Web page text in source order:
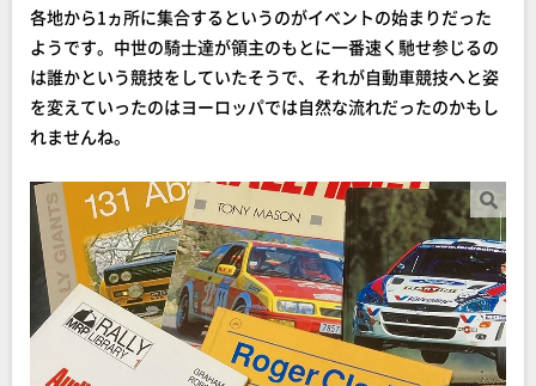
各地から1ヵ所に集合するというのがイベントの始まりだった
ようです。中世の騎士達が領主のもとに一番速く馳せ参じるの
は誰かという競技をしていたそうで、それが自動車競技へと姿
を変えていったのはヨーロッパでは自然な流れだったのかもし
れませんね。